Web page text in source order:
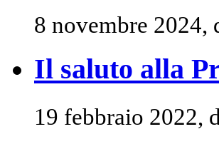
8 novembre 2024,
Il saluto alla
19 febbraio 2022,